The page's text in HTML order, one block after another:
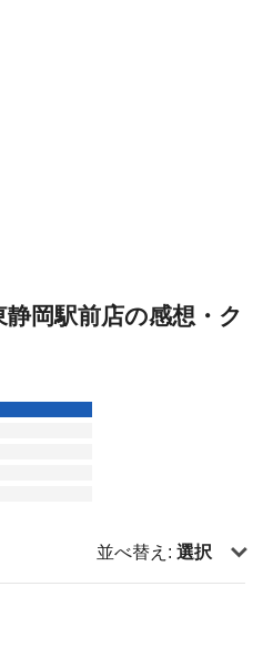
岡駅前店の感想・ク
並べ替え: 選択